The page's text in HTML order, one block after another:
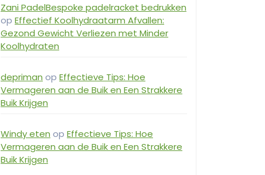
Zani PadelBespoke padelracket bedrukken
op Effectief Koolhydraatarm Afvallen:
Gezond Gewicht Verliezen met Minder
Koolhydraten
depriman op Effectieve Tips: Hoe
Vermageren aan de Buik en Een Strakkere
Buik Krijgen
Windy eten op Effectieve Tips: Hoe
Vermageren aan de Buik en Een Strakkere
Buik Krijgen